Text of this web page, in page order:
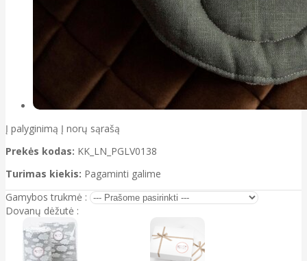
Į palyginimą Į norų sąrašą
Prekės kodas: KK_LN_PGLV0138
Turimas kiekis: Pagaminti galime
Gamybos trukmė :
Dovanų dėžutė :